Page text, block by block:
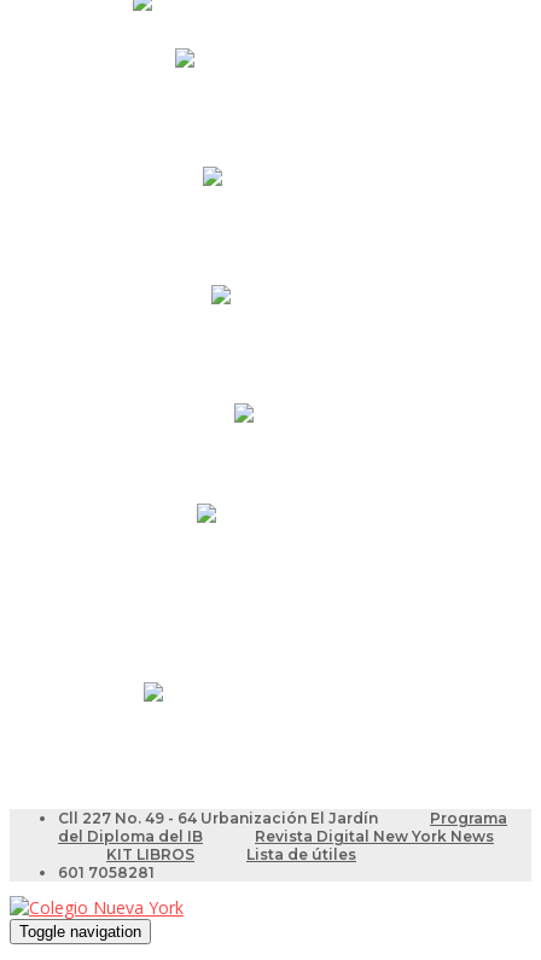
Cll 227 No. 49 - 64 Urbanización El Jardín
Programa
del Diploma del IB
Revista Digital New York News
KIT LIBROS
Lista de útiles
601 7058281
Toggle navigation